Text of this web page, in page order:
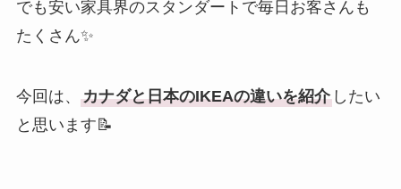
でも安い家具界のスタンダートで毎日お客さんも
たくさん✨
今回は、 カナダと日本のIKEAの違いを紹介したい
と思います📝